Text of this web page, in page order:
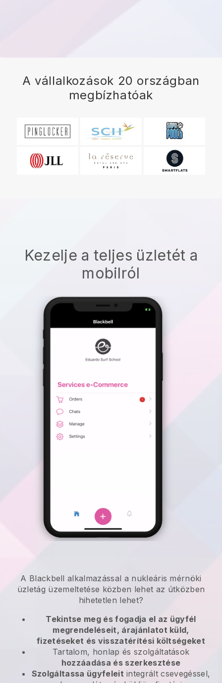
A vállalkozások 20 országban
megbízhatóak
Kezelje a teljes üzletét a
mobilról
A Blackbell alkalmazással a nukleáris mérnöki
üzletág üzemeltetése közben lehet az útközben
hihetetlen lehet?
Tekintse meg és fogadja el az ügyfél
megrendeléseit, árajánlatot küld,
fizetéseket és visszatérítési költségeket
Tartalom, honlap és szolgáltatások
hozzáadása és szerkesztése
Szolgáltassa ügyfeleit integrált csevegéssel,